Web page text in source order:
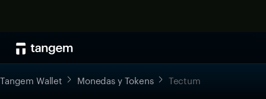
Tangem Wallet Monedas y Tokens Tectum